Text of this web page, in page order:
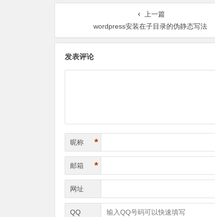
上一篇
wordpress安装在子目录的伪静态写法
发表评论
昵称 *
邮箱 *
网址
QQ